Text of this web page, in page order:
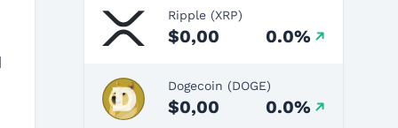
Ripple (XRP)
$0,00 0.0%
Dogecoin (DOGE)
$0,00 0.0%